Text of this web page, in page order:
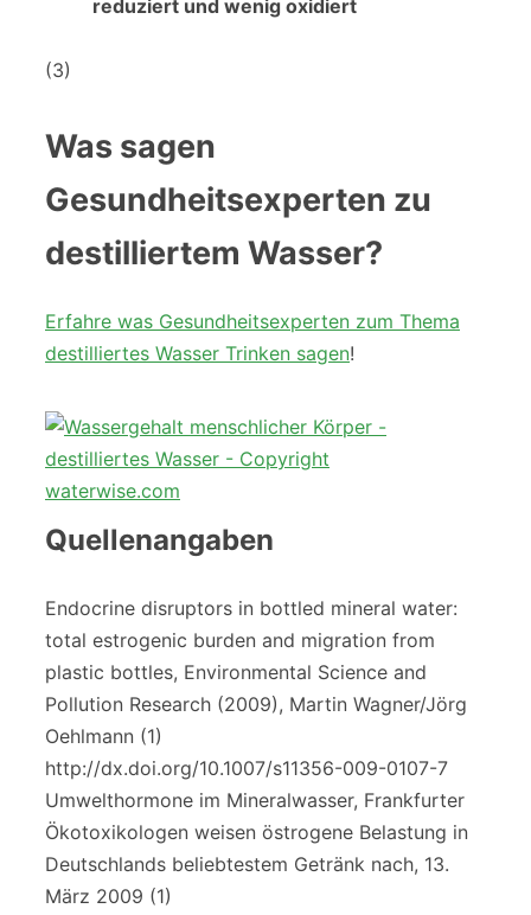
reduziert und wenig oxidiert
(3)
Was sagen
Gesundheitsexperten zu
destilliertem Wasser?
Erfahre was Gesundheitsexperten zum Thema
destilliertes Wasser Trinken sagen!
Quellenangaben
Endocrine disruptors in bottled mineral water:
total estrogenic burden and migration from
plastic bottles, Environmental Science and
Pollution Research (2009), Martin Wagner/Jörg
Oehlmann (1)
http://dx.doi.org/10.1007/s11356-009-0107-7
Umwelthormone im Mineralwasser, Frankfurter
Ökotoxikologen weisen östrogene Belastung in
Deutschlands beliebtestem Getränk nach, 13.
März 2009 (1)